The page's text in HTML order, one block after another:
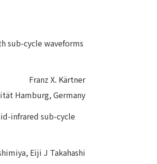
sub-cycle waveforms
Franz X. Kärtner
Hamburg, Germany
infrared sub-cycle
Eiji J Takahashi